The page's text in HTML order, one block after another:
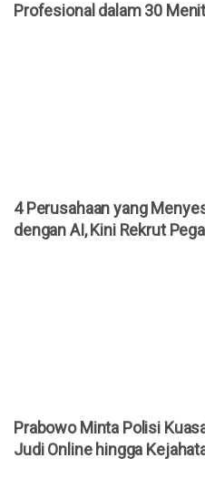
Profesional dalam 30
4 Perusahaan yang
dengan AI, Kini Rekrut
Prabowo Minta Polisi
Judi Online hingga